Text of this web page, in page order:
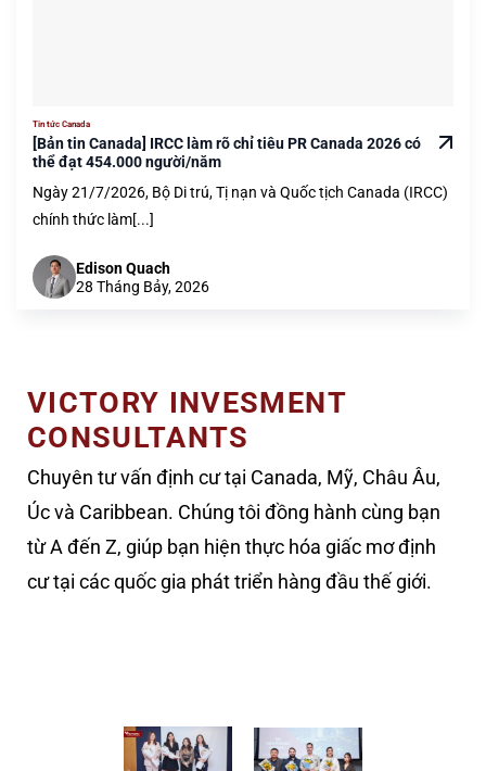
Tin tức Canada
[Bản tin Canada] IRCC làm rõ chỉ tiêu PR Canada 2026 có
thể đạt 454.000 người/năm
Ngày 21/7/2026, Bộ Di trú, Tị nạn và Quốc tịch Canada (IRCC)
chính thức làm[...]
Edison Quach
28 Tháng Bảy, 2026
VICTORY INVESMENT
CONSULTANTS
Chuyên tư vấn định cư tại Canada, Mỹ, Châu Âu,
Úc và Caribbean. Chúng tôi đồng hành cùng bạn
từ A đến Z, giúp bạn hiện thực hóa giấc mơ định
cư tại các quốc gia phát triển hàng đầu thế giới.